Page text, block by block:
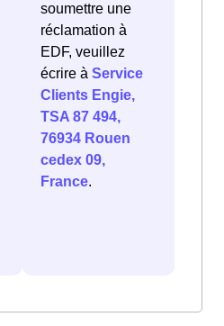
soumettre une
réclamation à
EDF, veuillez
écrire à Service
Clients Engie,
TSA 87 494,
76934 Rouen
cedex 09,
France.